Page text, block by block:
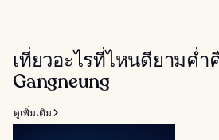
เที่ยวอะไรที่ไหนดียามค่ำ
Gangneung
ดูเพิ่มเติม